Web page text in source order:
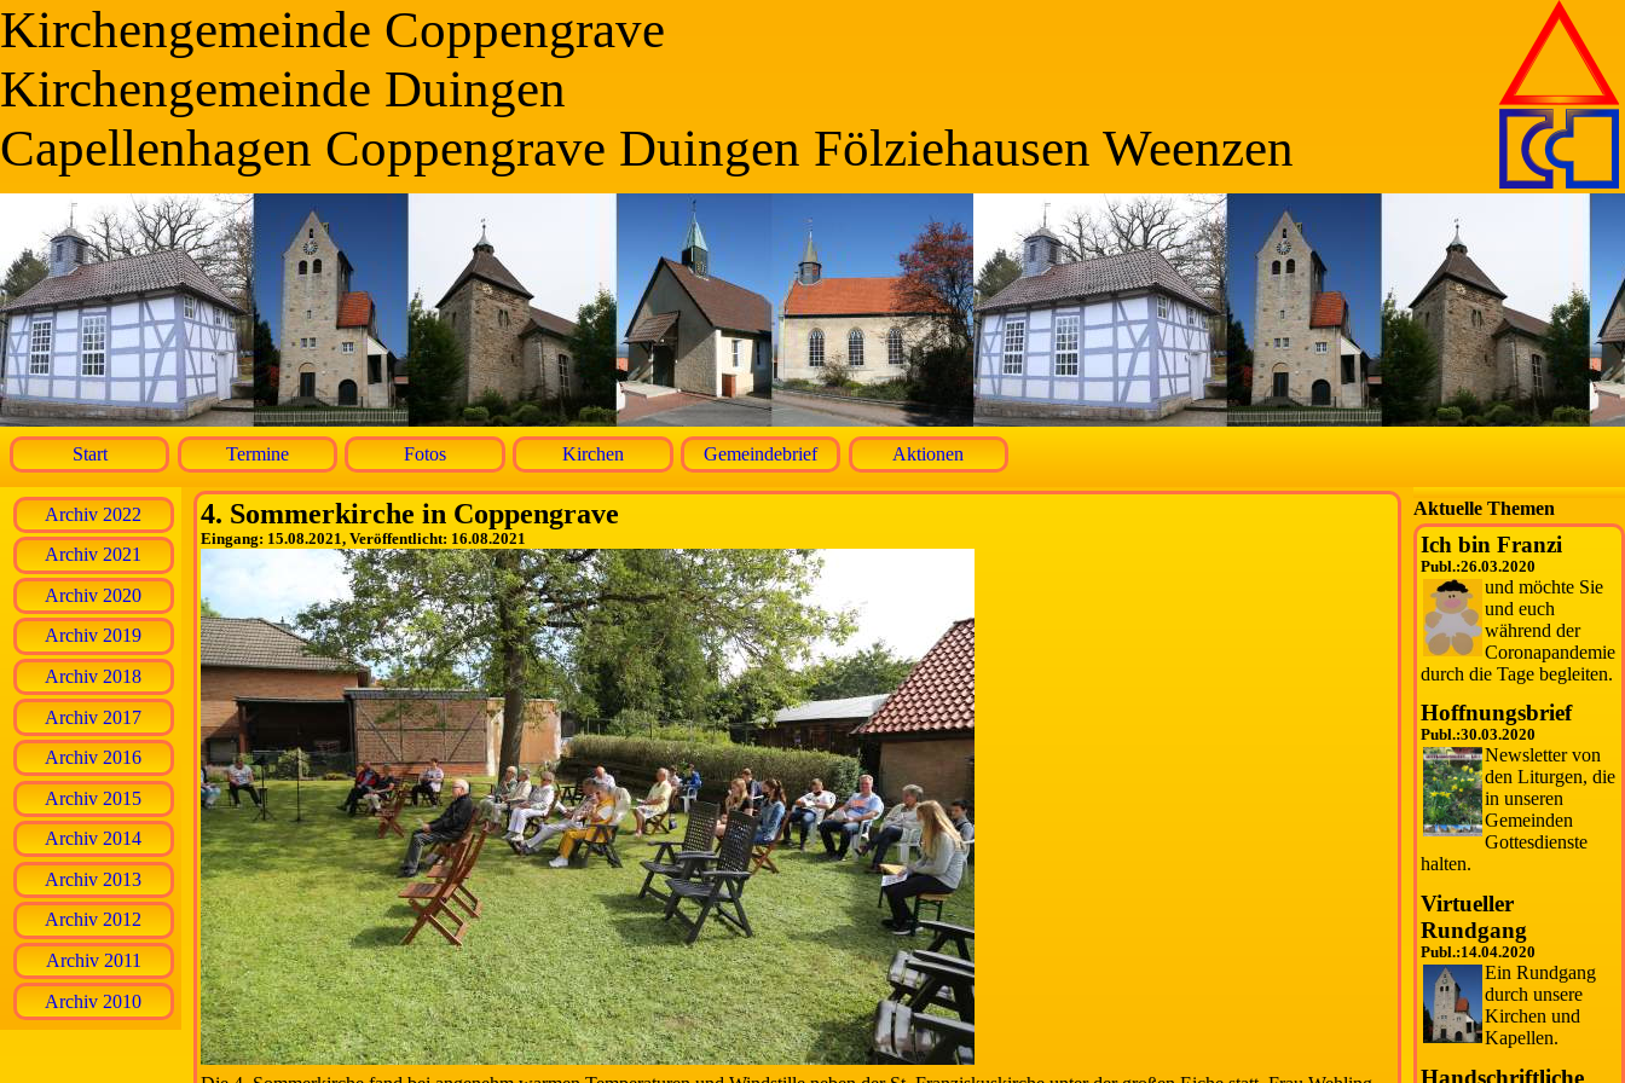
Kirchengemeinde Coppengrave
Kirchengemeinde Duingen
Capellenhagen Coppengrave Duingen Fölziehausen Weenzen
Start Termine Fotos Kirchen Gemeindebrief Aktionen
Archiv 2022
Archiv 2021
Archiv 2020
Archiv 2019
Archiv 2018
Archiv 2017
Archiv 2016
Archiv 2015
Archiv 2014
Archiv 2013
Archiv 2012
Archiv 2011
Archiv 2010
Aktuelle Themen
Ich bin Franzi
Publ.:26.03.2020
und möchte Sie
und euch
während der
Coronapandemie
durch die Tage begleiten.
Hoffnungsbrief
Publ.:30.03.2020
Newsletter von
den Liturgen, die
in unseren
Gemeinden
Gottesdienste
halten.
Virtueller
Rundgang
Publ.:14.04.2020
Ein Rundgang
durch unsere
Kirchen und
Kapellen.
Handschriftliche
4. Sommerkirche in Coppengrave
Eingang: 15.08.2021, Veröffentlicht: 16.08.2021